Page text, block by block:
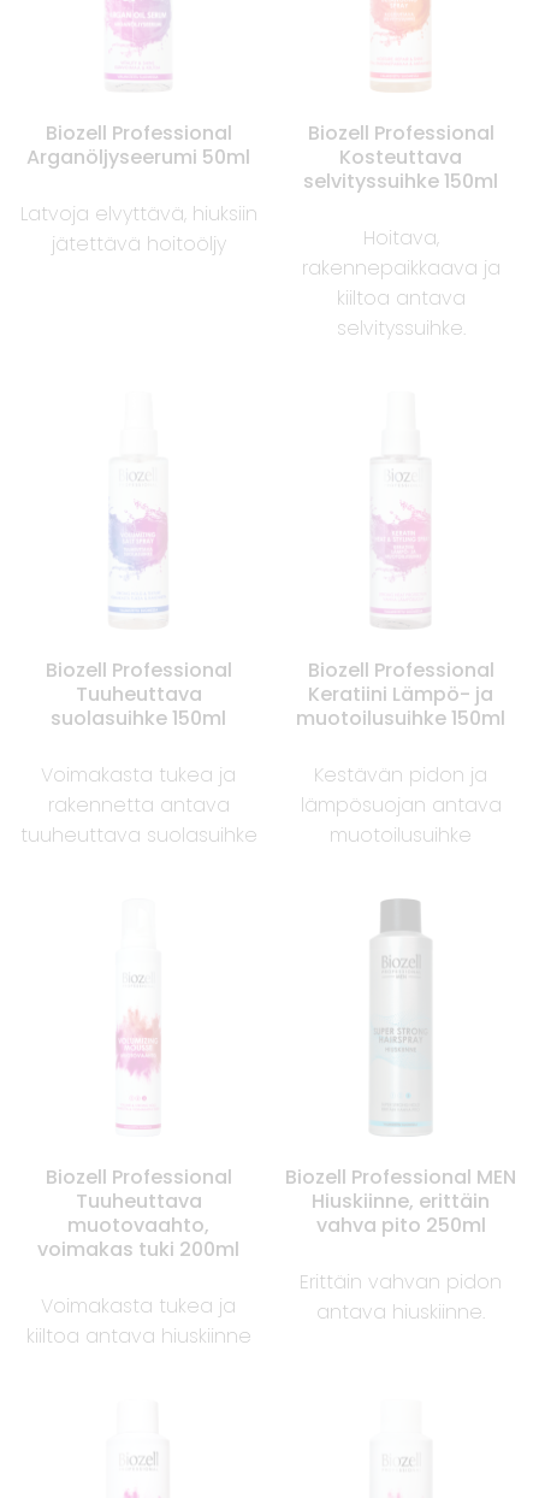
Biozell Professional
Arganöljyseerumi 50ml
Latvoja elvyttävä, hiuksiin
jätettävä hoitoöljy
Biozell Professional
Kosteuttava
selvityssuihke 150ml
Hoitava,
rakennepaikkaava ja
kiiltoa antava
selvityssuihke.
Biozell Professional
Tuuheuttava
suolasuihke 150ml
Voimakasta tukea ja
rakennetta antava
tuuheuttava suolasuihke
Biozell Professional
Keratiini Lämpö- ja
muotoilusuihke 150ml
Kestävän pidon ja
lämpösuojan antava
muotoilusuihke
Biozell Professional
Tuuheuttava
muotovaahto,
voimakas tuki 200ml
Voimakasta tukea ja
kiiltoa antava hiuskiinne
Biozell Professional MEN
Hiuskiinne, erittäin
vahva pito 250ml
Erittäin vahvan pidon
antava hiuskiinne.